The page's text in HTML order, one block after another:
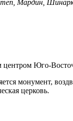
Мардин,
Юго-
монумент,
церковь.